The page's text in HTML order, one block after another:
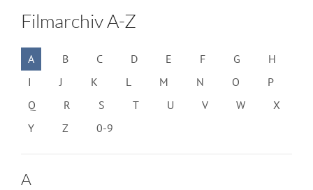
Filmarchiv A-Z
A B C D E F G
H
I
J K L M N O
P
Q
R S T U V W
X
Y
Z 0-9
A